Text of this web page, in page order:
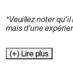
*Veuillez noter
mais d'une
(+) Lire plus